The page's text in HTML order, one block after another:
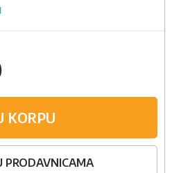
KORPU
PRODAVNICAMA